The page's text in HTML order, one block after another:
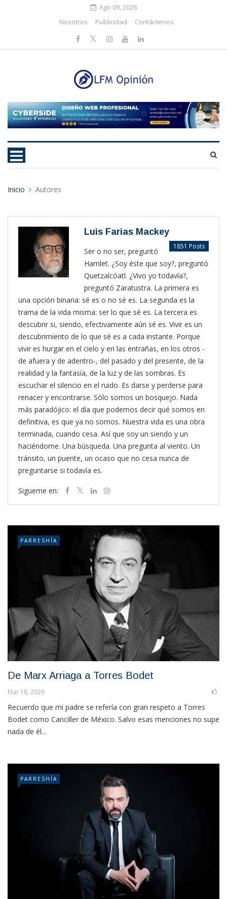
Ago 09, 2026
Nosotros
Publicidad Contáctenos
Inicio Autores
Luis Farias Mackey
1851 Posts
Ser o no ser, preguntó
Hamlet. ¿Soy éste que soy?, preguntó
Quetzalcóatl. ¿Vivo yo todavía?,
preguntó Zaratustra. La primera es
una opción binaria: sé es o no sé es. La segunda es la
trama de la vida misma: ser lo que sé es. La tercera es
descubrir si, siendo, efectivamente aún sé es. Vivir es un
descubrimiento de lo que sé es a cada instante. Porque
vivir es hurgar en el cielo y en las entrañas, en los otros -
de afuera y de adentro-, del pasado y del presente, de la
realidad y la fantasía, de la luz y de las sombras. Es
escuchar el silencio en el ruido. Es darse y perderse para
renacer y encontrarse. Sólo somos un bosquejo. Nada
más paradójico: el día que podemos decir qué somos en
definitiva, es que ya no somos. Nuestra vida es una obra
terminada, cuando cesa. Así que soy un siendo y un
haciéndome. Una búsqueda. Una pregunta al viento. Un
tránsito, un puente, un ocaso que no cesa nunca de
preguntarse si todavía es.
Sigueme en:
PARRESHÍA
De Marx Arriaga a Torres Bodet
Mar 18, 2026
Recuerdo que mi padre se refería con gran respeto a Torres
Bodet como Canciller de México. Salvo esas menciones no supe
nada de él...
PARRESHÍA